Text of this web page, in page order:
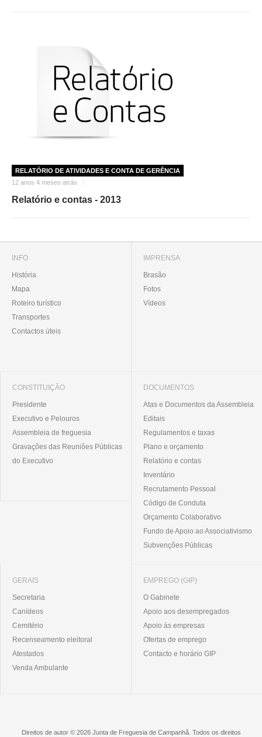
RELATÓRIO DE ATIVIDADES E CONTA DE GERÊNCIA
12 anos 4 meses atrás
Relatório e contas - 2013
INFO
História
Mapa
Roteiro turístico
Transportes
Contactos úteis
IMPRENSA
Brasão
Fotos
Vídeos
CONSTITUIÇÃO
Presidente
Executivo e Pelouros
Assembleia de freguesia
Gravações das Reuniões Públicas
do Executivo
DOCUMENTOS
Atas e Documentos da Assembleia
Editais
Regulamentos e taxas
Plano e orçamento
Relatório e contas
Inventário
Recrutamento Pessoal
Código de Conduta
Orçamento Colaborativo
Fundo de Apoio ao Associativismo
Subvenções Públicas
GERAIS
Secretaria
Canídeos
Cemitério
Recenseamento eleitoral
Atestados
Venda Ambulante
EMPREGO (GIP)
O Gabinete
Apoio aos desempregados
Apoio às empresas
Ofertas de emprego
Contacto e horário GIP
Direitos de autor © 2026 Junta de Freguesia de Campanhã. Todos os direitos